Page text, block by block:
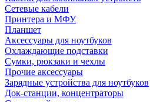
Сетевые кабели
Принтера и МФУ
Планшет
Аксессуары для ноутбуков
Охлаждающие подставки
Сумки, рюкзаки и чехлы
Прочие аксессуары
Зарядные устройства для ноутбуков
Док-станции, концентраторы